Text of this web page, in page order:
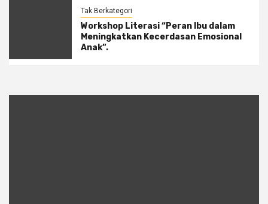
Tak Berkategori
Workshop Literasi “Peran Ibu dalam
Meningkatkan Kecerdasan Emosional
Anak”.